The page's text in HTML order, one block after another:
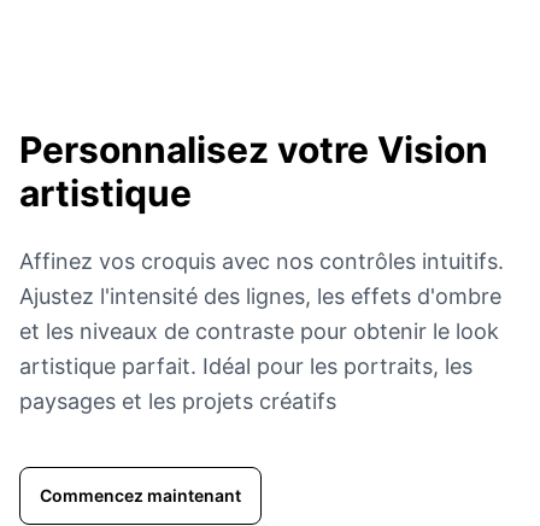
Personnalisez votre Vision
artistique
Affinez vos croquis avec nos contrôles intuitifs.
Ajustez l'intensité des lignes, les effets d'ombre
et les niveaux de contraste pour obtenir le look
artistique parfait. Idéal pour les portraits, les
paysages et les projets créatifs
Commencez maintenant